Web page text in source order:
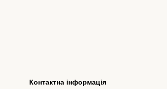
Контактна інформація